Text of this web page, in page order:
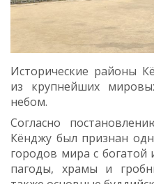
Исторические районы
из крупнейших
небом.
Согласно
Кёнджу был признан
городов мира с богатой
пагоды, храмы и